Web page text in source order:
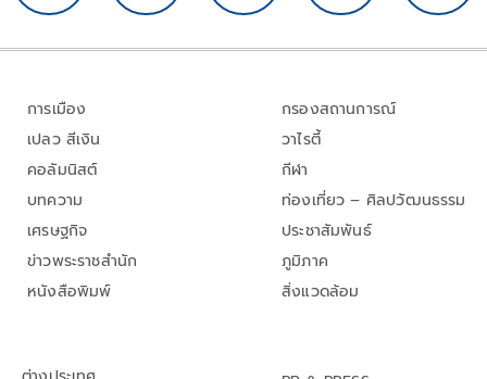
การเมือง
เปลว สีเงิน
คอลัมนิสต์
บทความ
เศรษฐกิจ
ข่าวพระราชสำนัก
หนังสือพิมพ์
กรองสถานการณ์
วาไรตี้
กีฬา
ท่องเที่ยว – ศิลปวัฒนธรรม
ประชาสัมพันธ์
ภูมิภาค
สิ่งแวดล้อม